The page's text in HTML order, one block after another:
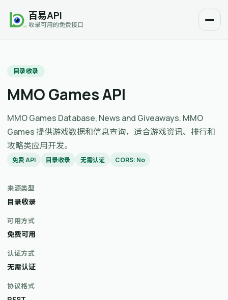
百易API
收录可用的免费接口
目录收录
MMO Games API
MMO Games Database, News and Giveaways. MMO
Games 提供游戏数据和信息查询，适合游戏资讯、排行和
攻略类应用开发。
免费 API 目录收录 无需认证 CORS: No
来源类型
目录收录
可用方式
免费可用
认证方式
无需认证
协议格式